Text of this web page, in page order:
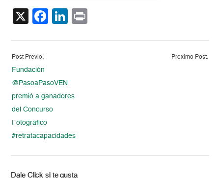
X Facebook
LinkedIn
Post Previo:
Fundación
@PasoaPasoVEN
premió a ganadores
del Concurso
Fotográfico
#retratacapacidades
Proximo Post:
Dale Click si te gusta